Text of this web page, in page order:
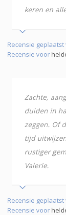
keren en
Recensie geplaatst
Recensie voor
Zachte,
duiden in
zeggen. Of
tijd
rustiger
Valerie.
Recensie geplaatst
Recensie voor